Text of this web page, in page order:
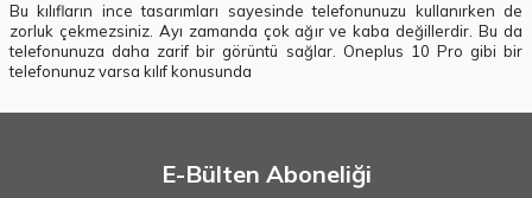
Bu kılıfların ince tasarımları sayesinde telefonunuzu kullanırken de
zorluk çekmezsiniz. Ayı zamanda çok ağır ve kaba değillerdir. Bu da
telefonunuza daha zarif bir görüntü sağlar. Oneplus 10 Pro gibi bir
telefonunuz varsa kılıf konusunda
E-Bülten Aboneliği